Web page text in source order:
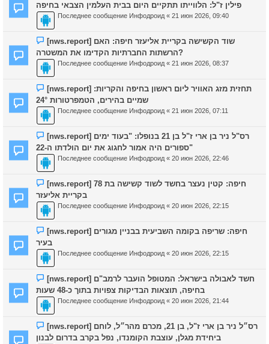
פילין ז"ל: הלווייתו תתקיים היום בבית העלמין הצבאי בחיפה
Последнее сообщение Инфодроид « 21 июн 2026, 09:40
[nws.report] שוד הקשישה בקריית אליעזר חיפה: האם
הרשתות החברתיות הקדימו את המשטרה?
Последнее сообщение Инфодроид « 21 июн 2026, 08:37
[nws.report] תחזית מזג האוויר ליום ראשון בחיפה והקריות:
שמיים בהירים, הטמפרטורות 24°
Последнее сообщение Инфодроид « 21 июн 2026, 07:11
[nws.report] רס"ל ניר בן ארי ז"ל בן 21 בנופלו: "בעוד ימים
ספורים היה אמור לחגוג את יום הולדתו ה-22"
Последнее сообщение Инфодроид « 20 июн 2026, 22:46
[nws.report] חיפה: קטין נעצר בחשד לשוד קשישה בת 78
בקריית אליעזר
Последнее сообщение Инфодроид « 20 июн 2026, 22:15
[nws.report] חיפה: שריפה בקומה השביעית בבניין מגורים
בעיר
Последнее сообщение Инфодроид « 20 июн 2026, 22:15
[nws.report] חשד לאבולה בישראל: המטופל הועבר לרמב"ם
בחיפה, תוצאות הבדיקות צפויות בתוך כ-48 שעות
Последнее сообщение Инфодроид « 20 июн 2026, 21:44
[nws.report] רס״ל ניר בן ארי ז"ל, בן 21, מכרם מהר״ל, לוחם
ביחידת מגלן, עוצבת הקומנדו, נפל בקרב בדרום לבנון